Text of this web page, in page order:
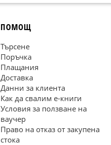
ПОМОЩ
Търсене
Поръчка
Плащания
Доставка
Данни за клиента
Как да свалим е-книги
Условия за ползване на
ваучер
Право на отказ от закупена
стока